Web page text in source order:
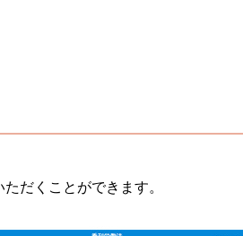
だくことができます。